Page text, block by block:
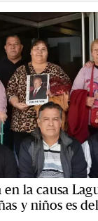
la causa
y niños es